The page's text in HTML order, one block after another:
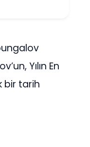
Yılın En
bir tarih